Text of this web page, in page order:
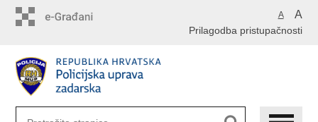
A A
Prilagodba pristupačnosti